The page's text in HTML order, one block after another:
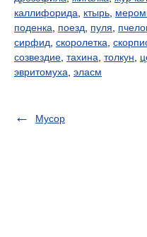
каллифорида
ктырь
поденка
поезд пуля
сирфид скоролетка
созвездие тахина толкун
эвритомуха эласм
Мусор